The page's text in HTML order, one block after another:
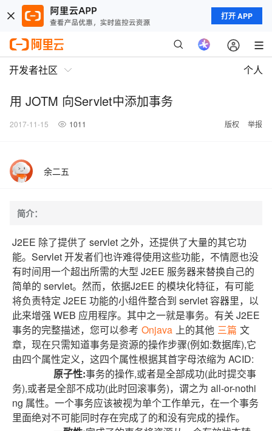
打开 APP
开发者社区 个人
用 JOTM 向Servlet中添加事务
2017-11-15 1011 版权 举报
余二五
简介：
J2EE 除了提供了 servlet 之外，还提供了大量的其它功
能。Servlet 开发者们也许难得使用这些功能，不情愿也没
有时间用一个超出所需的大型 J2EE 服务器来替换自己的
简单的 servlet。然而，依据J2EE 的模块化特征，有可能
将负责特定 J2EE 功能的小组件整合到 servlet 容器里，以
此来增强 WEB 应用程序。其中之一就是事务。有关 J2EE
事务的完整描述，您可以参考 Onjava 上的其他 三篇 文
章，现在只需知道事务是资源的操作步骤(例如:数据库),它
由四个属性定义，这四个属性根据其首字母浓缩为 ACID:
原子性:事务的操作,或者是全部成功(此时提交事
务),或者是全部不成功(此时回滚事务)，谓之为 all-or-nothi
ng 属性。一个事务应该被视为单个工作单元，在一个事务
里面绝对不可能同时存在完成了的和没有完成的操作。